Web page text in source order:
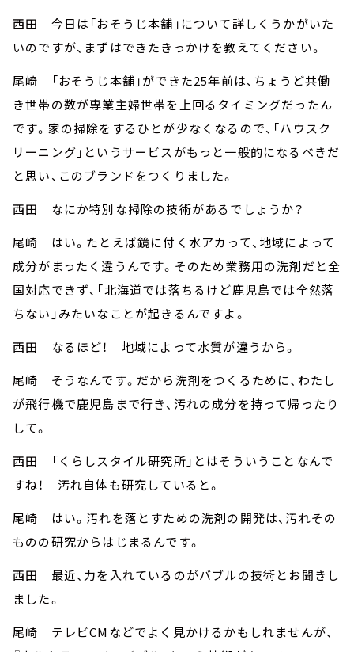
西田 今日は「おそうじ本舗」について詳しくうかがいた
いのですが、まずはできたきっかけを教えてください。
尾崎 「おそうじ本舗」ができた25年前は、ちょうど共働
き世帯の数が専業主婦世帯を上回るタイミングだったん
です。家の掃除をするひとが少なくなるので、「ハウスク
リーニング」というサービスがもっと一般的になるべきだ
と思い、このブランドをつくりました。
西田 なにか特別な掃除の技術があるでしょうか？
尾崎 はい。たとえば鏡に付く水アカって、地域によって
成分がまったく違うんです。そのため業務用の洗剤だと全
国対応できず、「北海道では落ちるけど鹿児島では全然落
ちない」みたいなことが起きるんですよ。
西田 なるほど！ 地域によって水質が違うから。
尾崎 そうなんです。だから洗剤をつくるために、わたし
が飛行機で鹿児島まで行き、汚れの成分を持って帰ったり
して。
西田 「くらしスタイル研究所」とはそういうことなんで
すね！ 汚れ自体も研究していると。
尾崎 はい。汚れを落とすための洗剤の開発は、汚れその
ものの研究からはじまるんです。
西田 最近、力を入れているのがバブルの技術とお聞きし
ました。
尾崎 テレビCMなどでよく見かけるかもしれませんが、